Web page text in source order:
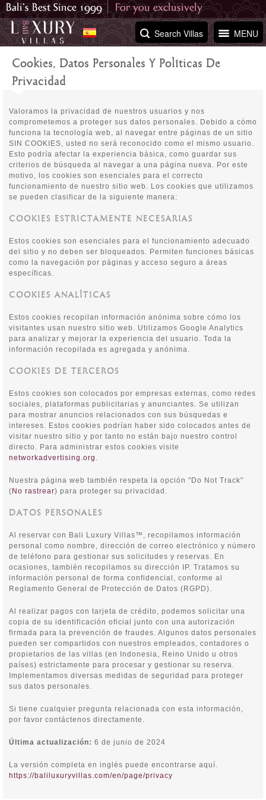
MENU
Search Villas
Cookies, Datos Personales Y Políticas De
Privacidad
Valoramos la privacidad de nuestros usuarios y nos
comprometemos a proteger sus datos personales. Debido a cómo
funciona la tecnología web, al navegar entre páginas de un sitio
SIN COOKIES, usted no será reconocido como el mismo usuario.
Esto podría afectar la experiencia básica, como guardar sus
criterios de búsqueda al navegar a una página nueva. Por este
motivo, los cookies son esenciales para el correcto
funcionamiento de nuestro sitio web. Los cookies que utilizamos
se pueden clasificar de la siguiente manera:
COOKIES ESTRICTAMENTE NECESARIAS
Estos cookies son esenciales para el funcionamiento adecuado
del sitio y no deben ser bloqueados. Permiten funciones básicas
como la navegación por páginas y acceso seguro a áreas
específicas.
COOKIES ANALÍTICAS
Estos cookies recopilan información anónima sobre cómo los
visitantes usan nuestro sitio web. Utilizamos Google Analytics
para analizar y mejorar la experiencia del usuario. Toda la
información recopilada es agregada y anónima.
COOKIES DE TERCEROS
Estos cookies son colocados por empresas externas, como redes
sociales, plataformas publicitarias y anunciantes. Se utilizan
para mostrar anuncios relacionados con sus búsquedas e
intereses. Estos cookies podrían haber sido colocados antes de
visitar nuestro sitio y por tanto no están bajo nuestro control
directo. Para administrar estos cookies visite
networkadvertising.org .
Nuestra página web también respeta la opción "Do Not Track"
( No rastrear) para proteger su privacidad.
DATOS PERSONALES
Al reservar con Bali Luxury Villas™, recopilamos información
personal como nombre, dirección de correo electrónico y número
de teléfono para gestionar sus solicitudes y reservas. En
ocasiones, también recopilamos su dirección IP. Tratamos su
información personal de forma confidencial, conforme al
Reglamento General de Protección de Datos (RGPD).
Al realizar pagos con tarjeta de crédito, podemos solicitar una
copia de su identificación oficial junto con una autorización
firmada para la prevención de fraudes. Algunos datos personales
pueden ser compartidos con nuestros empleados, contadores o
propietarios de las villas (en Indonesia, Reino Unido u otros
países) estrictamente para procesar y gestionar su reserva.
Implementamos diversas medidas de seguridad para proteger
sus datos personales.
Si tiene cualquier pregunta relacionada con esta información,
por favor contáctenos directamente.
Última actualización: 6 de junio de 2024
La versión completa en inglés puede encontrarse aquí.
https://baliluxuryvillas.com/en/page/privacy